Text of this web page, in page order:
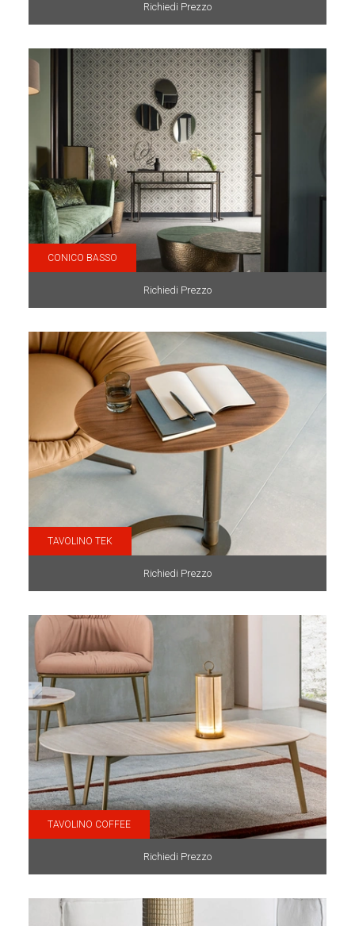
Richiedi Prezzo
CONICO BASSO
Richiedi Prezzo
TAVOLINO TEK
Richiedi Prezzo
TAVOLINO COFFEE
Richiedi Prezzo